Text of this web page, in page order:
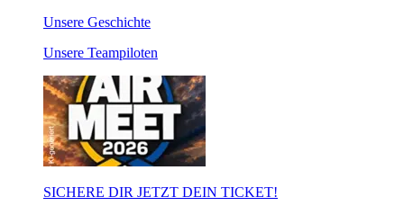
Unsere Geschichte
Unsere Teampiloten
SICHERE DIR JETZT DEIN TICKET!